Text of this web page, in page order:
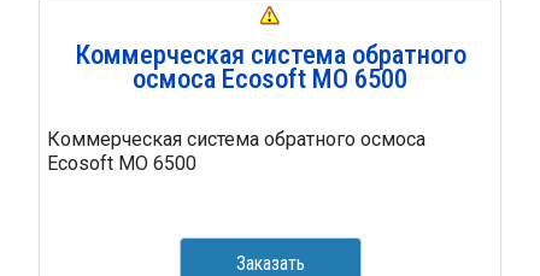
Коммерческая система обратного
осмоса Ecosoft MO 6500
Коммерческая система обратного осмоса
Ecosoft MO 6500
Заказать